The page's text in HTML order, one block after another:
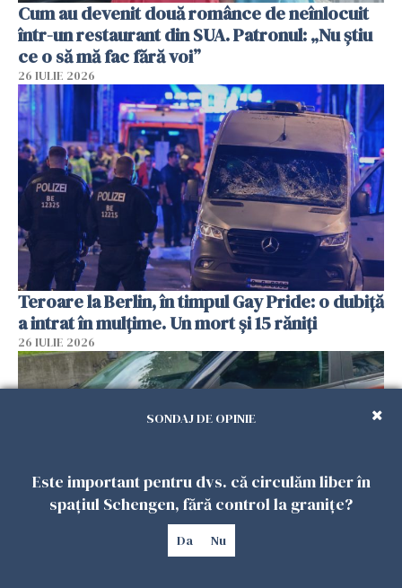
Cum au devenit două românce de neînlocuit
într-un restaurant din SUA. Patronul: „Nu știu
ce o să mă fac fără voi”
26 IULIE 2026
Teroare la Berlin, în timpul Gay Pride: o dubiță
a intrat în mulțime. Un mort și 15 răniți
26 IULIE 2026
SONDAJ DE OPINIE
Este important pentru dvs. că circulăm liber în
spațiul Schengen, fără control la granițe?
Da Nu